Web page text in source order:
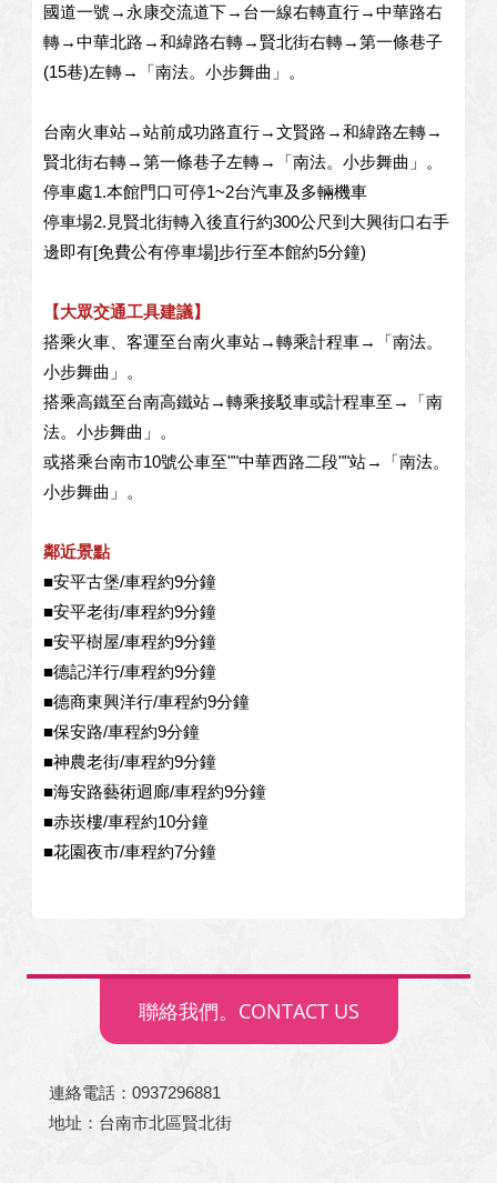
內容：私密留言，只有版主能看見
回覆：
訪客： Chi
主題： 日期價錢
內容：請問 2025\01\25~2025\01\27 兩大兩小
（一個7歲 一個1歲
301小牛牧場 費用是多少呢？還有空房
回覆：
訪客： 雲小姐
主題：我要入住6／8
內容：私密留言，只有版主能看見
回覆：
訪客：
主題： 6/8入住，包棟.
內容： 私密留言，只有版主能看見
回覆：
訪客：趙預姐
主題：3人房
內容：是5/20入住，5/24退房，正確呀！
優惠5800是3人房，5日4夜，總金額（台
2024/04/20 22:17:59
訪客：趙預姐
主題：
回覆：
國道一號→永康交流道下→台一線右轉直行→中華路右
轉→中華北路→和緯路右轉→賢北街右轉→第一條巷子
(15巷)左轉→「南法。小步舞曲」。
台南火車站→站前成功路直行→文賢路→和緯路左轉→
賢北街右轉→第一條巷子左轉→「南法。小步舞曲」。
停車處1.本館門口可停1~2台汽車及多輛機車
停車場2.見賢北街轉入後直行約300公尺到大興街口右手
邊即有[免費公有停車場]步行至本館約5分鐘)
【大眾交通工具建議】
搭乘火車、客運至台南火車站→轉乘計程車→「南法。
小步舞曲」。
搭乘高鐵至台南高鐵站→轉乘接駁車或計程車至→「南
法。小步舞曲」。
或搭乘台南市10號公車至""中華西路二段""站→「南法。
小步舞曲」。
鄰近景點
■安平古堡/車程約9分鐘
■安平老街/車程約9分鐘
■安平樹屋/車程約9分鐘
■德記洋行/車程約9分鐘
■德商東興洋行/車程約9分鐘
■保安路/車程約9分鐘
■神農老街/車程約9分鐘
■海安路藝術迴廊/車程約9分鐘
■赤崁樓/車程約10分鐘
■花園夜市/車程約7分鐘
聯絡我們。CONTACT US
連絡電話：0937296881
地址：台南市北區賢北街